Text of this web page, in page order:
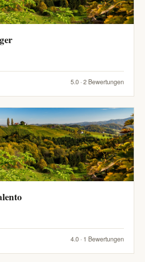
5.0 · 2 Bewertungen
4.0 · 1 Bewertungen